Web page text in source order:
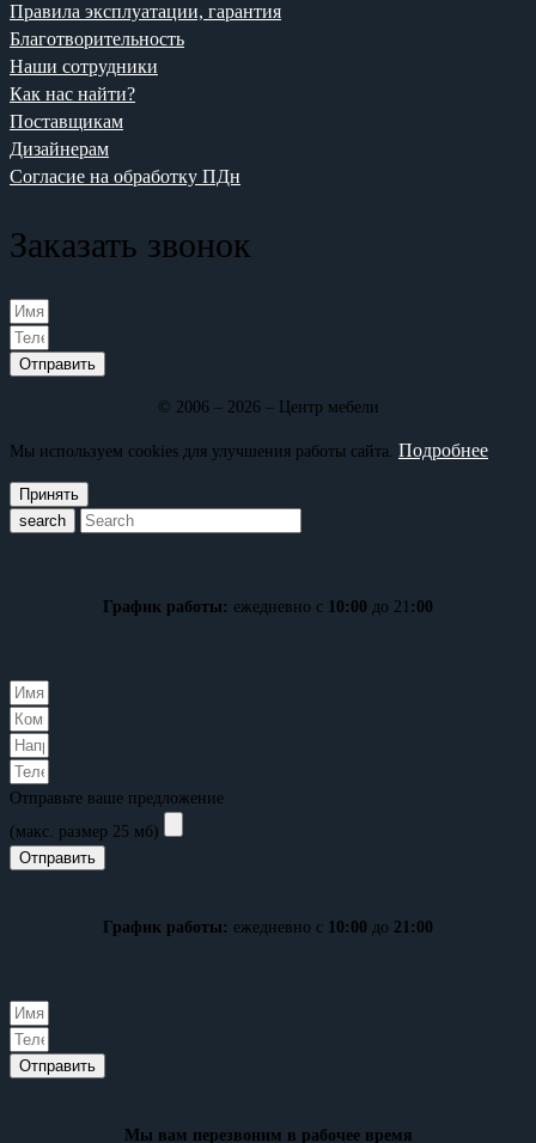
Правила эксплуатации, гарантия
Благотворительность
Наши сотрудники
Как нас найти?
Поставщикам
Дизайнерам
Согласие на обработку ПДн
Заказать звонок
Отправить
© 2006 – 2026 – Центр мебели
Мы используем cookies для улучшения работы сайта. Подробнее
Принять
search
График работы: ежедневно с 10:00 до 21 :00
Отправьте ваше предложение
(макс. размер 25 мб)
Отправить
График работы: ежедневно с 10:00 до 21:00
Отправить
Мы вам перезвоним в рабочее время